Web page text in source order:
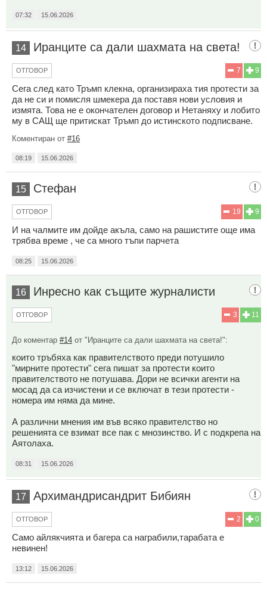
07:32 15.06.2026
14 Иранците са дали шахмата на света!
9
7
ОТГОВОР
Сега след като Тръмп клекна, организираха тия протести за
да не си и помисля шмекера да поставя нови условия и
измята. Това не е окончателен договор и Нетаняху и лобито
му в САЩ ще притискат Тръмп до истинското подписване.
Коментиран от #16
08:19 15.06.2026
15 Стефан
9
19
ОТГОВОР
И на чалмите им дойде акъла, само на рашистите още има
трябва време , че са много тъпи парчета
08:25 15.06.2026
16 Инресно как същите журналисти
11
3
ОТГОВОР
До коментар #14 от "Иранците са дали шахмата на света!":
които тръбяха как правителството преди потушило
"мирните протести" сега пишат за протести които
правителството не потушава. Дори не всички агенти на
мосад да са изчистени и се включат в тези протести -
номера им няма да мине.
А различни мнения им във всяко правителство но
решенията се взимат все пак с мнозинство. И с подкрепа на
Аятолаха.
08:31 15.06.2026
17 Архимандрисандрит Бибиян
0
2
ОТГОВОР
Само айлякчията и багера са награбили,тарабата е
невинен!
13:12 15.06.2026